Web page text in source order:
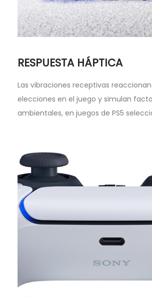
RESPUESTA HÁPTICA
Las vibraciones receptivas
elecciones en el juego y simulan
ambientales, en juegos de PS5